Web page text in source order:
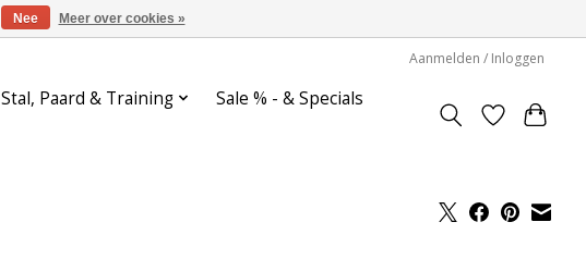
Aanmelden / Inloggen
Stal, Paard & Training
Sale % - & Specials
Nee Meer over cookies »